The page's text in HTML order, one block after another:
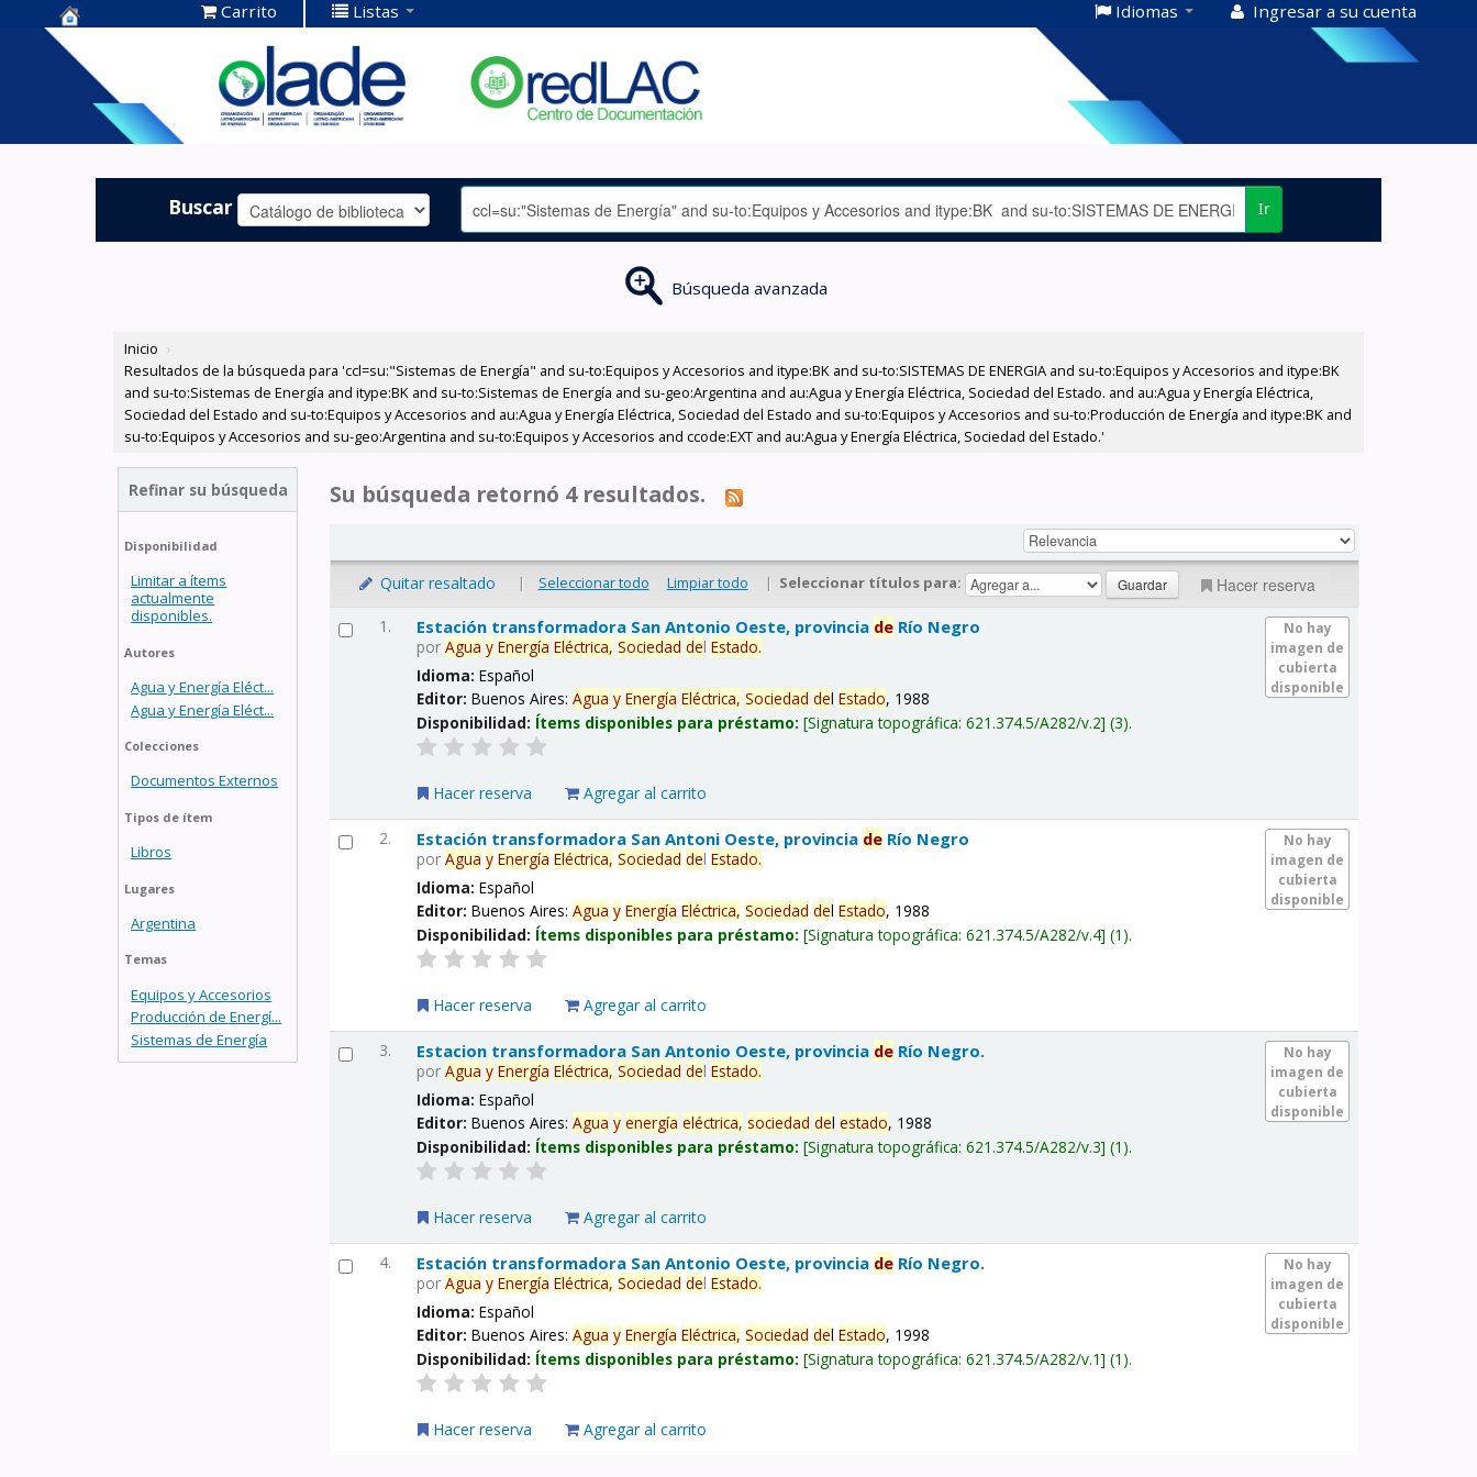
Centro de
Documentación
OLADE -
Carrito Listas Idiomas Ingresar a su cuenta
Buscar Ir
Búsqueda avanzada
Inicio ›
Resultados de la búsqueda para 'ccl=su:"Sistemas de Energía" and su-to:Equipos y Accesorios and itype:BK and su-to:SISTEMAS DE ENERGIA and su-to:Equipos y Accesorios and itype:BK
and su-to:Sistemas de Energía and itype:BK and su-to:Sistemas de Energía and su-geo:Argentina and au:Agua y Energía Eléctrica, Sociedad del Estado. and au:Agua y Energía Eléctrica,
Sociedad del Estado and su-to:Equipos y Accesorios and au:Agua y Energía Eléctrica, Sociedad del Estado and su-to:Equipos y Accesorios and su-to:Producción de Energía and itype:BK and
su-to:Equipos y Accesorios and su-geo:Argentina and su-to:Equipos y Accesorios and ccode:EXT and au:Agua y Energía Eléctrica, Sociedad del Estado.'
Refinar su búsqueda
Disponibilidad
Limitar a ítems
actualmente
disponibles.
Autores
Agua y Energía Eléct...
Agua y Energía Eléct...
Colecciones
Documentos Externos
Tipos de ítem
Libros
Lugares
Argentina
Temas
Equipos y Accesorios
Producción de Energí...
Sistemas de Energía
Su búsqueda retornó 4 resultados.
Quitar resaltado | Seleccionar todo Limpiar todo | Seleccionar títulos para: Hacer reserva
1.
No hay
imagen de
cubierta
disponible
Estación transformadora San Antonio Oeste, provincia de Río Negro
porAgua y Energía Eléctrica, Sociedad delEstado.
Idioma:Español
Editor:Buenos Aires:Agua y Energía Eléctrica, Sociedad delEstado, 1988
Disponibilidad: Ítems disponibles para préstamo: Signatura topográfica:621.374.5/A282/v.2 (3).
Hacer reserva Agregar al carrito
2.
No hay
imagen de
cubierta
disponible
Estación transformadora San Antoni Oeste, provincia de Río Negro
porAgua y Energía Eléctrica, Sociedad delEstado.
Idioma:Español
Editor:Buenos Aires:Agua y Energía Eléctrica, Sociedad delEstado, 1988
Disponibilidad: Ítems disponibles para préstamo: Signatura topográfica:621.374.5/A282/v.4 (1).
Hacer reserva Agregar al carrito
3.
No hay
imagen de
cubierta
disponible
Estacion transformadora San Antonio Oeste, provincia de Río Negro.
porAgua y Energía Eléctrica, Sociedad delEstado.
Idioma:Español
Editor:Buenos Aires:Agua y energía eléctrica, sociedad delestado, 1988
Disponibilidad: Ítems disponibles para préstamo: Signatura topográfica:621.374.5/A282/v.3 (1).
Hacer reserva Agregar al carrito
4.
No hay
imagen de
cubierta
disponible
Estación transformadora San Antonio Oeste, provincia de Río Negro.
porAgua y Energía Eléctrica, Sociedad delEstado.
Idioma:Español
Editor:Buenos Aires:Agua y Energía Eléctrica, Sociedad delEstado, 1998
Disponibilidad: Ítems disponibles para préstamo: Signatura topográfica:621.374.5/A282/v.1 (1).
Hacer reserva Agregar al carrito